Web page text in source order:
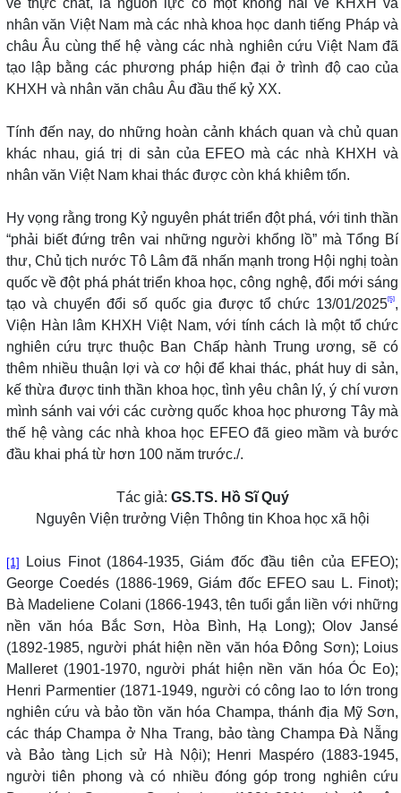
nhân văn Việt Nam mà các nhà khoa học danh tiếng Pháp và
châu Âu cùng thế hệ vàng các nhà nghiên cứu Việt Nam đã
tạo lập bằng các phương pháp hiện đại ở trình độ cao của
KHXH và nhân văn châu Âu đầu thế kỷ XX.
Tính đến nay, do những hoàn cảnh khách quan và chủ quan
khác nhau, giá trị di sản của EFEO mà các nhà KHXH và
nhân văn Việt Nam khai thác được còn khá khiêm tốn.
Hy vọng rằng trong Kỷ nguyên phát triển đột phá, với tinh thần
“phải biết đứng trên vai những người khổng lồ” mà Tổng Bí
thư, Chủ tịch nước Tô Lâm đã nhấn mạnh trong Hội nghị toàn
quốc về đột phá phát triển khoa học, công nghệ, đổi mới sáng
tạo và chuyển đổi số quốc gia được tổ chức 13/01/2025[5],
Viện Hàn lâm KHXH Việt Nam, với tính cách là một tổ chức
nghiên cứu trực thuộc Ban Chấp hành Trung ương, sẽ có
thêm nhiều thuận lợi và cơ hội để khai thác, phát huy di sản,
kế thừa được tinh thần khoa học, tình yêu chân lý, ý chí vươn
mình sánh vai với các cường quốc khoa học phương Tây mà
thế hệ vàng các nhà khoa học EFEO đã gieo mầm và bước
đầu khai phá từ hơn 100 năm trước./.
Tác giả: GS.TS. Hồ Sĩ Quý
Nguyên Viện trưởng Viện Thông tin Khoa học xã hội
[1]
Loius Finot (1864-1935, Giám đốc đầu tiên của EFEO);
George Coedés (1886-1969, Giám đốc EFEO sau L. Finot);
Bà Madeliene Colani (1866-1943, tên tuổi gắn liền với những
nền văn hóa Bắc Sơn, Hòa Bình, Hạ Long); Olov Jansé
(1892-1985, người phát hiện nền văn hóa Đông Sơn); Loius
Malleret (1901-1970, người phát hiện nền văn hóa Óc Eo);
Henri Parmentier (1871-1949, người có công lao to lớn trong
nghiên cứu và bảo tồn văn hóa Champa, thánh địa Mỹ Sơn,
các tháp Champa ở Nha Trang, bảo tàng Champa Đà Nẵng
và Bảo tàng Lịch sử Hà Nội); Henri Maspéro (1883-1945,
người tiên phong và có nhiều đóng góp trong nghiên cứu